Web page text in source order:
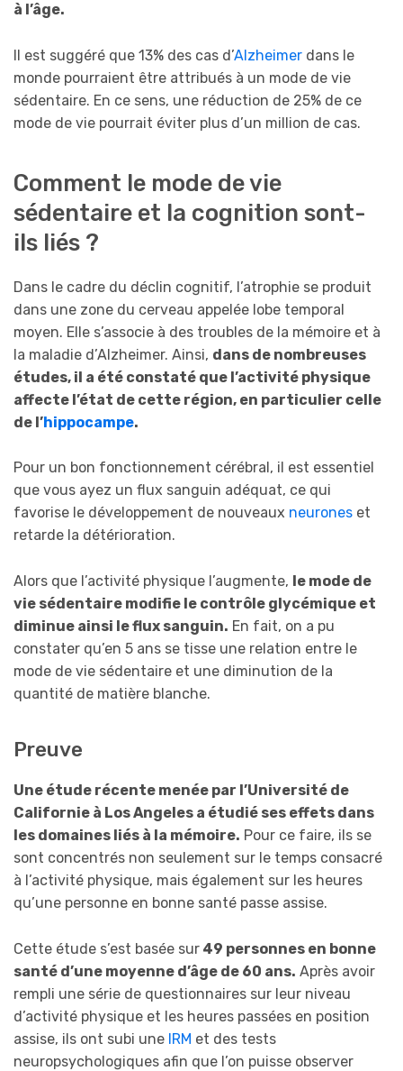
à l’âge.
Il est suggéré que 13% des cas d’Alzheimer dans le
monde pourraient être attribués à un mode de vie
sédentaire. En ce sens, une réduction de 25% de ce
mode de vie pourrait éviter plus d’un million de cas.
Comment le mode de vie
sédentaire et la cognition sont-
ils liés ?
Dans le cadre du déclin cognitif, l’atrophie se produit
dans une zone du cerveau appelée lobe temporal
moyen. Elle s’associe à des troubles de la mémoire et à
la maladie d’Alzheimer. Ainsi, dans de nombreuses
études, il a été constaté que l’activité physique
affecte l’état de cette région, en particulier celle
de l’hippocampe.
Pour un bon fonctionnement cérébral, il est essentiel
que vous ayez un flux sanguin adéquat, ce qui
favorise le développement de nouveaux neurones et
retarde la détérioration.
Alors que l’activité physique l’augmente, le mode de
vie sédentaire modifie le contrôle glycémique et
diminue ainsi le flux sanguin. En fait, on a pu
constater qu’en 5 ans se tisse une relation entre le
mode de vie sédentaire et une diminution de la
quantité de matière blanche.
Preuve
Une étude récente menée par l’Université de
Californie à Los Angeles a étudié ses effets dans
les domaines liés à la mémoire. Pour ce faire, ils se
sont concentrés non seulement sur le temps consacré
à l’activité physique, mais également sur les heures
qu’une personne en bonne santé passe assise.
Cette étude s’est basée sur 49 personnes en bonne
santé d’une moyenne d’âge de 60 ans. Après avoir
rempli une série de questionnaires sur leur niveau
d’activité physique et les heures passées en position
assise, ils ont subi une IRM et des tests
neuropsychologiques afin que l’on puisse observer